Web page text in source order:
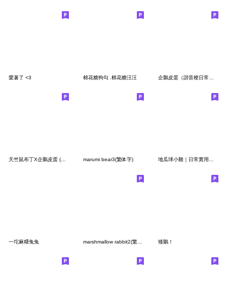
愛薯了 <3 棉花糖狗勾 .棉花糖汪汪
天竺鼠布丁X企鵝皮蛋 (省空間貼圖) marumi bear3(繁体字) 地瓜球小雞｜日常實用篇 (・8・)♡︎
一坨麻糬兔兔 矮鵝！